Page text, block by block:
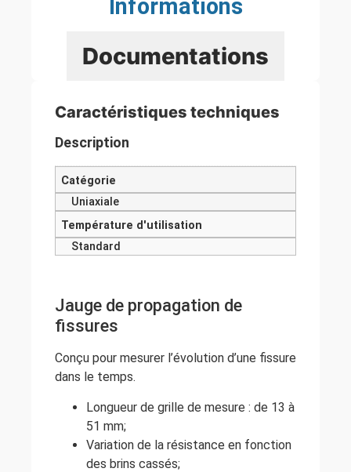
Informations
Documentations
Caractéristiques techniques
Description
Catégorie
Uniaxiale
Température d'utilisation
Standard
Jauge de propagation de
fissures
Conçu pour mesurer l’évolution d’une fissure
dans le temps.
Longueur de grille de mesure : de 13 à
51 mm;
Variation de la résistance en fonction
des brins cassés;